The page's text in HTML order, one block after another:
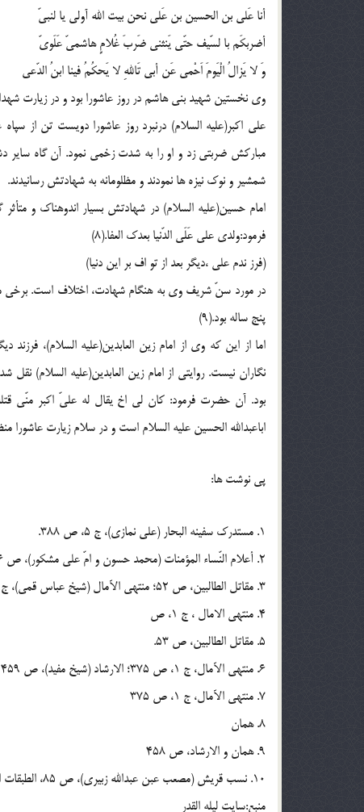
أنا عَلي بن الحسين بن عَلي نحن بيت الله آولي يا لنبيّ
أضربكَم با لسّيف حتّي يَنثني ضَربَ غُلامٍ هاشميّ عَلَويّ
وَ لا يَزالُ الْيَومَ اَحْمي عَن أبي تَاللهِ لا يَحكُمُ فينا ابنُ الدّعي
وي نخستين شهيد بني هاشم در روز عاشورا بود و در زيارت
علي اكبر(علیه السلام) درنبرد روز عاشورا دويست تن از
مباركش ضربتي زد و او را به شدت زخمي نمود. آن گاه ساير
شمشير و نوك نيزه ها نمودند و مظلومانه به شهادتش رسانيدند.
امام حسين(علیه السلام) در شهادتش بسيار اندوهناك و
فرمود:ولدي علي عَلَي الدّنيا بعدك العفا.(8)
(فرز ندم علي ،ديگر بعد از تو اف بر اين دنيا)
در مورد سنّ شريف وي به هنگام شهادت، اختلاف است. برخي
پنج ساله بود.(9)
اما از اين كه وي از امام زين العابدين(علیه السلام)،
نگاران نيست. روايتي از امام زين العابدين(علیه السلام)
اباعبدالله الحسين عليه السلام است و در سلام زيارت عاشورا
پى نوشت ها:
1. مستدرك سفينه البحار (علي نمازي)، ج 5، ص 388.
2. أعلام النّساء المؤمنات (محمد حسون و امّ علی مشكور)، ص 126؛ مقاتل الطالبين (ابوالفرج اصفهانی)، ص 52.
3. مقاتل الطالبين، ص 52؛ منتهی الآمال (شيخ عباس قمی)، ج 1، ص 373 و ص 464.
4. منتهي الامال ، ج 1، ص
5. مقاتل الطالبين، ص 53.
6. منتهي الآمال، ج 1، ص 375؛ الارشاد (شيخ مفيد)، ص 459
7. منتهي الآمال، ج 1، ص 375
8. همان
9. همان و الارشاد، ص 458
10. نسب قريش (مصعب عبن عبدالله زبيري)، ص 85، الطبقات الكبري (محمد بن سعد زهري)، ج 5، ص 211 و برگرفته از سایت تبیان می باشد.
منبع:سایت لیله القدر